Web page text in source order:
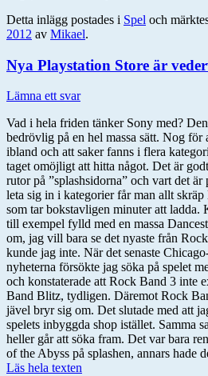
Detta inlägg postades i Spel och
2012 av Mikael.
Nya Playstation Store är
Lämna ett svar
Vad i hela friden tänker Sony med?
bedrövlig på en hel massa sätt. Nog för
ibland och att saker fanns i flera
taget omöjligt att hitta något. Det är
rutor på ”splashsidorna” och vart det
leta sig in i kategorier får man allt skräp
som tar bokstavligen minuter att ladda.
till exempel fylld med en massa
om, jag vill bara se det nyaste från
kunde jag inte. När det senaste
nyheterna försökte jag söka på spelet
och konstaterade att Rock Band 3 inte
Band Blitz, tydligen. Däremot Rock
jävel bryr sig om. Det slutade med att
spelets inbyggda shop istället. Samma
heller går att söka fram. Det var bara
of the Abyss på splashen, annars hade
Läs hela texten